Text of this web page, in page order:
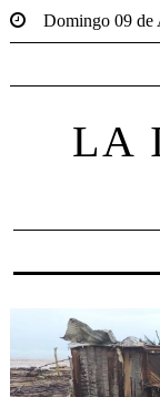
Domingo 09 de
LA